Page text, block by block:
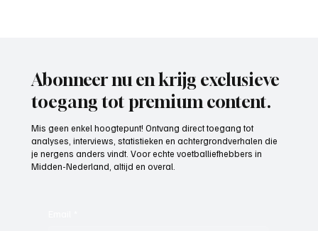
Abonneer nu en krijg exclusieve
toegang tot premium content.
Mis geen enkel hoogtepunt! Ontvang direct toegang tot
analyses, interviews, statistieken en achtergrondverhalen die
je nergens anders vindt. Voor echte voetballiefhebbers in
Midden-Nederland, altijd en overal.